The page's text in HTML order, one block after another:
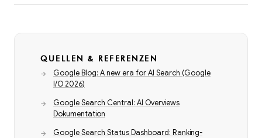
QUELLEN & REFERENZEN
Google Blog: A new era for AI Search (Google
I/O 2026)
Google Search Central: AI Overviews
Dokumentation
Google Search Status Dashboard: Ranking-